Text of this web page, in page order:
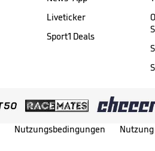
Liveticker
Sport1 Deals
Nutzungsbedingungen